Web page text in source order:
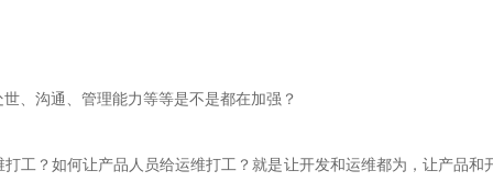
沟通、管理能力等等是不是都在加强？
？如何让产品人员给运维打工？就是让开发和运维都为，让产品和